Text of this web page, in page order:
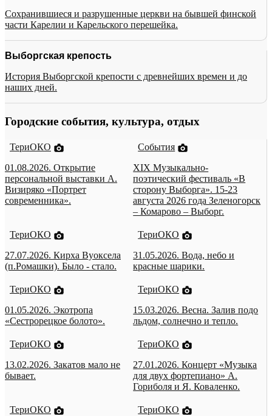
Сохранившиеся и разрушенные церкви на бывшей финской
части Карелии и Карельского перешейка.
Выборгская крепость
История Выборгской крепости с древнейших времен и до
наших дней.
Городские события, культура, отдых
ТериОКО
01.08.2026. Открытие
персональной выставки А.
Визиряко «Портрет
современника».
События
XIX Музыкально-
поэтический фестиваль «В
сторону Выборга». 15-23
августа 2026 года Зеленогорск
– Комарово – Выборг.
ТериОКО
27.07.2026. Кирха Вуоксела
(п.Ромашки). Было - стало.
ТериОКО
31.05.2026. Вода, небо и
красные шарики.
ТериОКО
01.05.2026. Экотропа
«Сестрорецкое болото».
ТериОКО
15.03.2026. Весна. Залив подо
льдом, солнечно и тепло.
ТериОКО
13.02.2026. Закатов мало не
бывает.
ТериОКО
27.01.2026. Концерт «Музыка
для двух фортепиано» А.
Гориболя и Я. Коваленко.
ТериОКО
ТериОКО